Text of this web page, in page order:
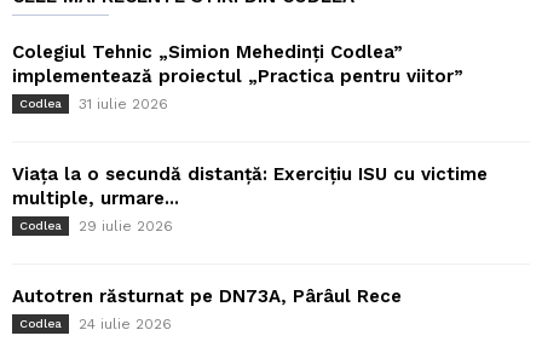
Colegiul Tehnic „Simion Mehedinți Codlea”
implementează proiectul „Practica pentru viitor”
Codlea 31 iulie 2026
Viața la o secundă distanță: Exercițiu ISU cu victime
multiple, urmare...
Codlea 29 iulie 2026
Autotren răsturnat pe DN73A, Pârâul Rece
Codlea 24 iulie 2026